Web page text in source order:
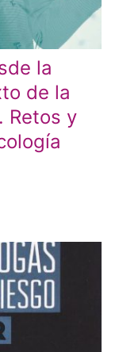
la
de la
Retos y